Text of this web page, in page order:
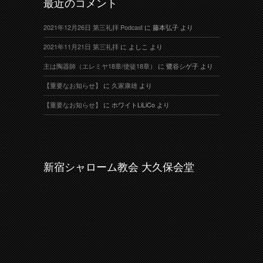
最近のコメント
2021年12月26日 第三礼拝 Podcastに藤本弘子より
2021年11月21日 第三礼拝によしこより
主は陶器師（エレミヤ18章/使徒18章）に鷺谷シゲ子より
【重要なお知らせ】に久家康雄より
【重要なお知らせ】にホワイトLiLiCoより
新宿シャローム教会 大久保会堂